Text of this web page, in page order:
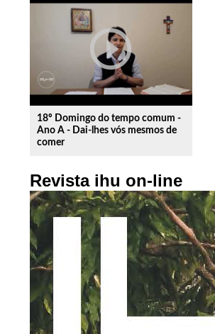
play_circle_outline
18º Domingo do tempo comum -
Ano A - Dai-lhes vós mesmos de
comer
Revista ihu on-line